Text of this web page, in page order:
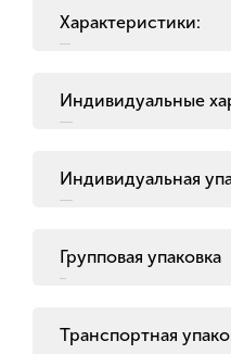
Характеристики:
Индивидуальные
Индивидуальная
Групповая упаковка
Транспортная